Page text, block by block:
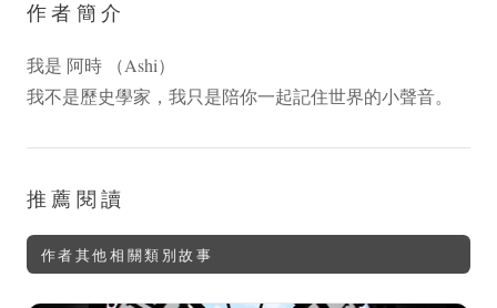
作者簡介
我是 阿時 （Ashi）
我不是歷史學家，我只是陪你一起記住世界的小聲音。
推薦閱讀
作者其他相關類別故事